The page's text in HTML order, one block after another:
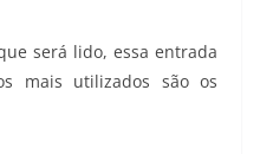
será lido, essa entrada
mais utilizados são os